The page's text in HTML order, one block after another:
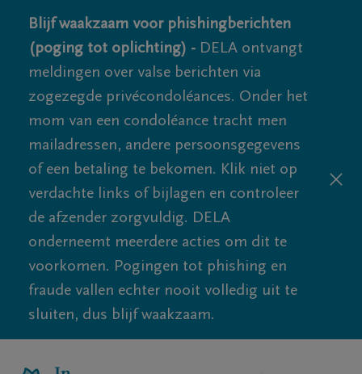
Blijf waakzaam voor phishingberichten
(poging tot oplichting) - DELA ontvangt
meldingen over valse berichten via
zogezegde privécondoléances. Onder het
mom van een condoléance tracht men
mailadressen, andere persoonsgegevens
of een betaling te bekomen. Klik niet op
verdachte links of bijlagen en controleer
de afzender zorgvuldig. DELA
onderneemt meerdere acties om dit te
voorkomen. Pogingen tot phishing en
fraude vallen echter nooit volledig uit te
sluiten, dus blijf waakzaam.